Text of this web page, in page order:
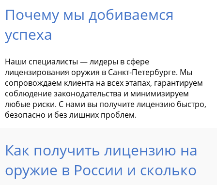
Почему мы добиваемся
успеха
Наши специалисты — лидеры в сфере
лицензирования оружия в Санкт-Петербурге. Мы
сопровождаем клиента на всех этапах, гарантируем
соблюдение законодательства и минимизируем
любые риски. С нами вы получите лицензию быстро,
безопасно и без лишних проблем.
Как получить лицензию на
оружие в России и сколько